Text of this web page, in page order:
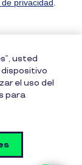
uso
usted
el uso del
para